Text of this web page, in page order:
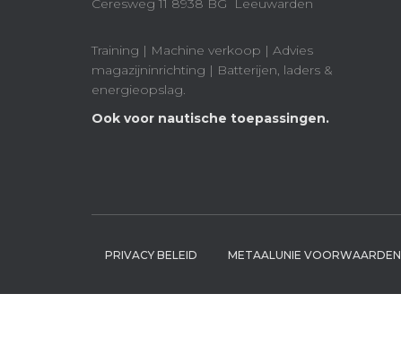
Ceresweg 11 8938 BG Leeuwarden
Training | Machine verkoop | Advies
magazijninrichting | Batterijen, laders &
energieopslag.
Ook voor nautische toepassingen.
PRIVACY BELEID METAALUNIE VOORWAARDEN